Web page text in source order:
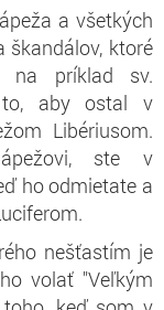
a všetkých
škandálov, ktoré
na príklad sv.
aby ostal v
Libériusom.
ste v
ho odmietate a
nešťastím je
volať "Veľkým